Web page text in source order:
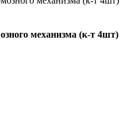
механизма (к-т 4шт)